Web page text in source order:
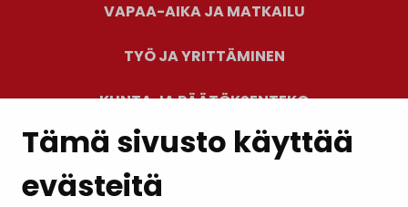
Tämä sivusto käyttää
evästeitä
VAPAA-AIKA JA MATKAILU
TYÖ JA YRITTÄMINEN
KUNTA JA PÄÄTÖKSENTEKO